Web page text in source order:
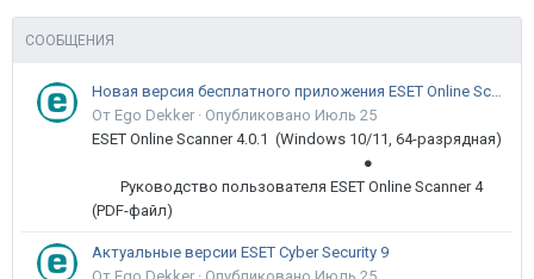
СООБЩЕНИЯ
Новая версия бесплатного приложения ESET Online Scanner доступна пользователям
От Ego Dekker · Опубликовано Июль 25
ESET Online Scanner 4.0.1 (Windows 10/11, 64-разрядная)
●
Руководство пользователя ESET Online Scanner 4
(PDF-файл)
Актуальные версии ESET Cyber Security 9